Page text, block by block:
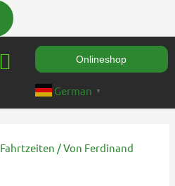
Inhalt
springen
Onlineshop
German ▼
Fahrtzeiten / Von Ferdinand